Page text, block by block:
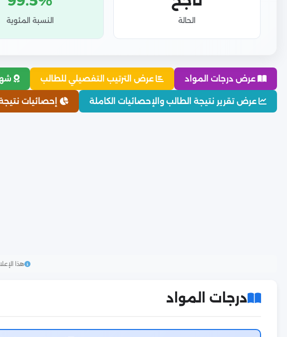
الحالة النسبة المئوية
عرض درجات المواد عرض الترتيب التفصيلي للطالب
عرض تقرير نتيجة الطالب والإحصائيات الكاملة إحصائيات
هذا
درجات المواد